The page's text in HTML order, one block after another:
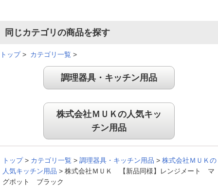
同じカテゴリの商品を探す
トップ> カテゴリ一覧 >
調理器具・キッチン用品
株式会社ＭＵＫの人気キッ
チン用品
トップ > カテゴリ一覧 > 調理器具・キッチン用品 > 株式会社ＭＵＫの
人気キッチン用品 > 株式会社ＭＵＫ 【新品同様】レンジメート マ
グポット ブラック